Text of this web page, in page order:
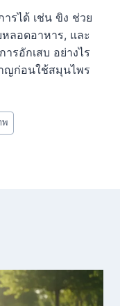
รได้ เช่น ขิง ช่วย
หลอดอาหาร, และ
รอักเสบ อย่างไร
ญก่อนใช้สมุนไพร
พ